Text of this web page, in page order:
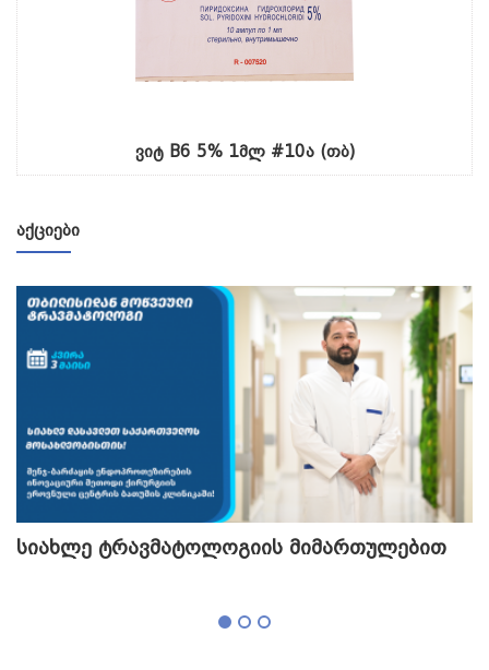
ვიტ B6 5% 1მლ #10ა (თბ)
ᲐᲥᲪᲘᲔᲑᲘ
სიახლე ტრავმატოლოგიის მიმართულებით